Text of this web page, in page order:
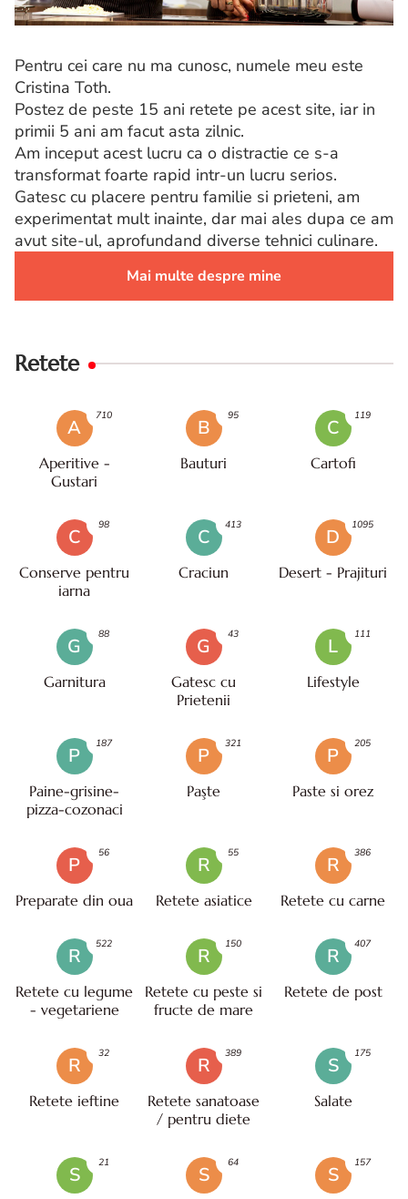
Pentru cei care nu ma cunosc, numele meu este
Cristina Toth.
Postez de peste 15 ani retete pe acest site, iar in
primii 5 ani am facut asta zilnic.
Am inceput acest lucru ca o distractie ce s-a
transformat foarte rapid intr-un lucru serios.
Gatesc cu placere pentru familie si prieteni, am
experimentat mult inainte, dar mai ales dupa ce am
avut site-ul, aprofundand diverse tehnici culinare.
Mai multe despre mine
Retete
A
Aperitive -
Gustari
710
B
Bauturi
95
C
Cartofi
119
C
Conserve pentru
iarna
98
C
Craciun
413
D
Desert - Prajituri
1095
G
Garnitura
88
G
Gatesc cu
Prietenii
43
L
Lifestyle
111
P
Paine-grisine-
pizza-cozonaci
187
P
Paşte
321
P
Paste si orez
205
P
Preparate din oua
56
R
Retete asiatice
55
R
Retete cu carne
386
R
Retete cu legume
- vegetariene
522
R
Retete cu peste si
fructe de mare
150
R
Retete de post
407
R
Retete ieftine
32
R
Retete sanatoase
/ pentru diete
389
S
Salate
175
S
21
S
64
S
157